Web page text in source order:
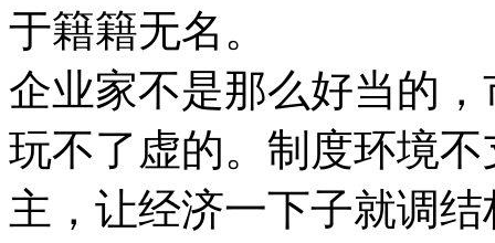
于籍籍无名。
企业家不是那么好当的
玩不了虚的。制度环境
主，让经济一下子就调